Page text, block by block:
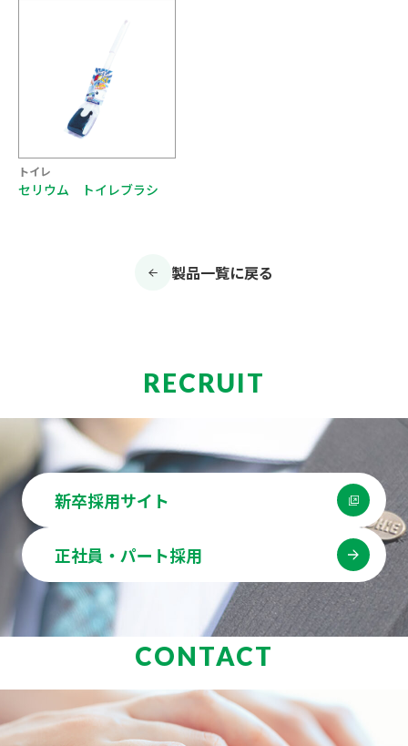
トイレ
セリウム トイレブラシ
製品一覧に戻る
RECRUIT
新卒採用サイト
正社員・パート採用
CONTACT